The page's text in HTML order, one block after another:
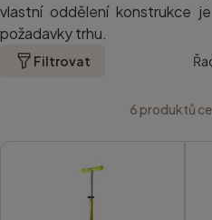
vlastní oddělení konstrukce
požadavky trhu.
Filtrovat
6 produktů